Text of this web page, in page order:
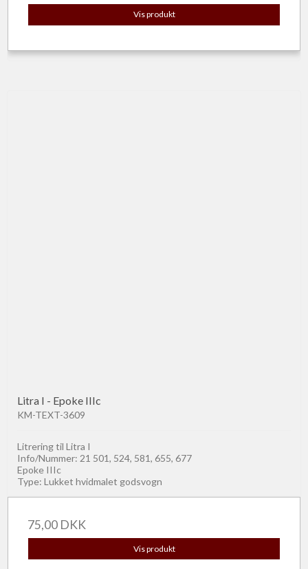
Vis produkt
Litra I - Epoke IIIc
KM-TEXT-3609
Litrering til Litra I
Info/Nummer: 21 501, 524, 581, 655, 677
Epoke IIIc
Type: Lukket hvidmalet godsvogn
75,00 DKK
Vis produkt